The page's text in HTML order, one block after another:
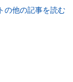
。毎日トレン
の他の記事を読む